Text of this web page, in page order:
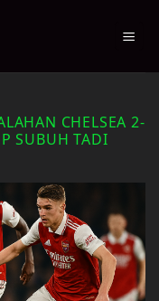
CHELSEA 2-
SUBUH TADI